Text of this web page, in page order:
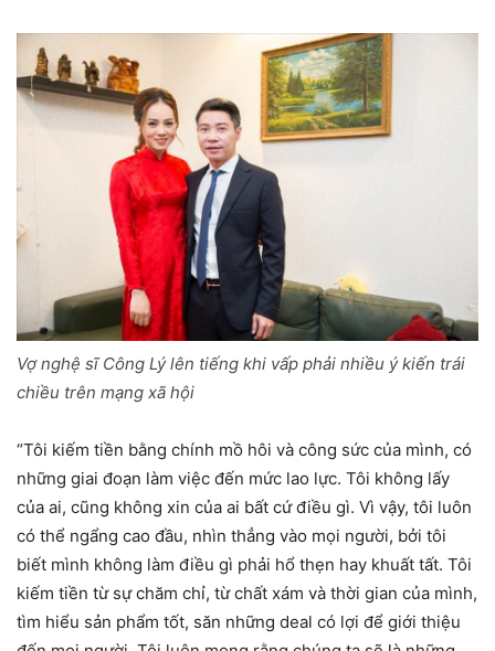
Vợ nghệ sĩ Công Lý lên tiếng khi vấp phải nhiều ý kiến trái
chiều trên mạng xã hội
“Tôi kiếm tiền bằng chính mồ hôi và công sức của mình, có
những giai đoạn làm việc đến mức lao lực. Tôi không lấy
của ai, cũng không xin của ai bất cứ điều gì. Vì vậy, tôi luôn
có thể ngẩng cao đầu, nhìn thẳng vào mọi người, bởi tôi
biết mình không làm điều gì phải hổ thẹn hay khuất tất. Tôi
kiếm tiền từ sự chăm chỉ, từ chất xám và thời gian của mình,
tìm hiểu sản phẩm tốt, săn những deal có lợi để giới thiệu